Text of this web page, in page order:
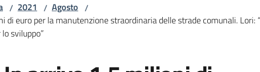
/ 2021 / Agosto /
di euro per la manutenzione straordinaria delle strade comunali.
sviluppo”